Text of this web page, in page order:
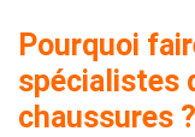
Pourquoi
spécialistes
chaussures ?